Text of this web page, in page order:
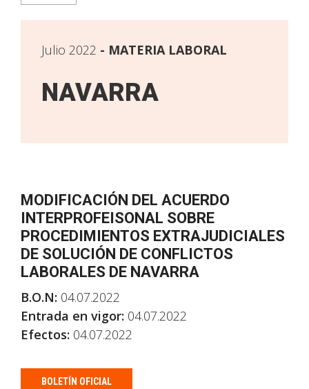
Julio 2022 MATERIA LABORAL
NAVARRA
MODIFICACIÓN DEL ACUERDO
INTERPROFEISONAL SOBRE
PROCEDIMIENTOS EXTRAJUDICIALES
DE SOLUCIÓN DE CONFLICTOS
LABORALES DE NAVARRA
B.O.N: 04.07.2022
Entrada en vigor: 04.07.2022
Efectos: 04.07.2022
BOLETÍN OFICIAL